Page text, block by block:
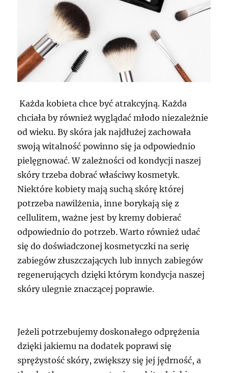
Każda kobieta chce być atrakcyjną. Każda
chciała by również wyglądać młodo niezależnie
od wieku. By skóra jak najdłużej zachowała
swoją witalność powinno się ja odpowiednio
pielęgnować. W zależności od kondycji naszej
skóry trzeba dobrać właściwy kosmetyk.
Niektóre kobiety mają suchą skórę której
potrzeba nawilżenia, inne borykają się z
cellulitem, ważne jest by kremy dobierać
odpowiednio do potrzeb. Warto również udać
się do doświadczonej kosmetyczki na serię
zabiegów złuszczających lub innych zabiegów
regenerujących dzięki którym kondycja naszej
skóry ulegnie znaczącej poprawie.
Jeżeli potrzebujemy doskonałego odprężenia
dzięki jakiemu na dodatek poprawi się
sprężystość skóry, zwiększy się jej jędrność, a